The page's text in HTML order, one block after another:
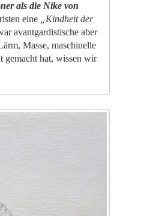
als die Nike von
eine
„Kindheit der
avantgardistische aber
Masse, maschinelle
gemacht hat, wissen wir